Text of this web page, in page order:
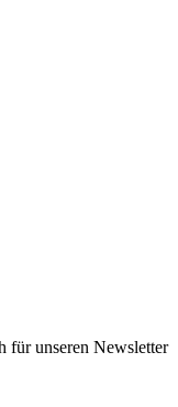
für unseren Newsletter